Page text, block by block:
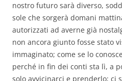
nostro futuro sarà diverso,
sole che sorgerà domani
autorizzati ad averne già
non ancora giunto fosse stato
immaginato; come se lo
perché in fin dei conti sta lì, a
solo avvicinarci e prenderlo; ci